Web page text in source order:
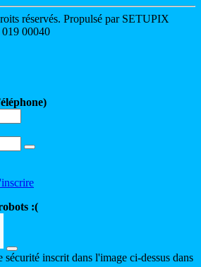
réservés. Propulsé par SETUPIX
00040
:(
inscrit dans l'image ci-dessus dans